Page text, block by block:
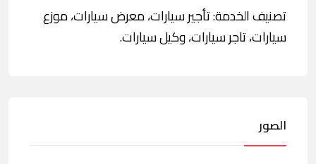
تصنيف الخدمة: تأجير سيارات، معرض سيارات، موزع
سيارات، تاجر سيارات، وكيل سيارات.
الصور